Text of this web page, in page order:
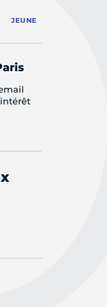
JEUNE